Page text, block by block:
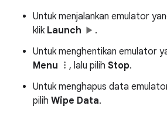
Untuk menjalankan emulator
klik Launch
.
Untuk menghentikan emulator
Menu
, lalu pilihStop.
Untuk menghapus data
pilih Wipe Data.